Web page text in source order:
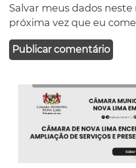
Salvar meus dados
próxima vez que eu